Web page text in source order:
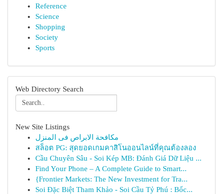
Reference
Science
Shopping
Society
Sports
Web Directory Search
New Site Listings
مكافحة الابراص فى المنزل
สล็อต PG: สุดยอดเกมคาสิโนออนไลน์ที่คุณต้องลอง
Cầu Chuyên Sâu - Soi Kép MB: Đánh Giá Dữ Liệu ...
Find Your Phone – A Complete Guide to Smart...
{Frontier Markets: The New Investment for Tra...
Soi Đặc Biệt Tham Khảo - Soi Cầu Tỷ Phú : Bốc...